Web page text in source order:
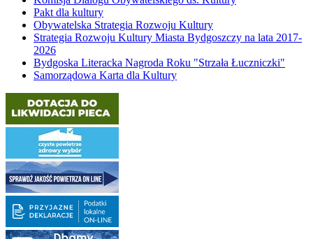
Pakt dla kultury
Obywatelska Strategia Rozwoju Kultury
Strategia Rozwoju Kultury Miasta Bydgoszczy na lata 2017-
2026
Bydgoska Literacka Nagroda Roku "Strzała Łuczniczki"
Samorządowa Karta dla Kultury